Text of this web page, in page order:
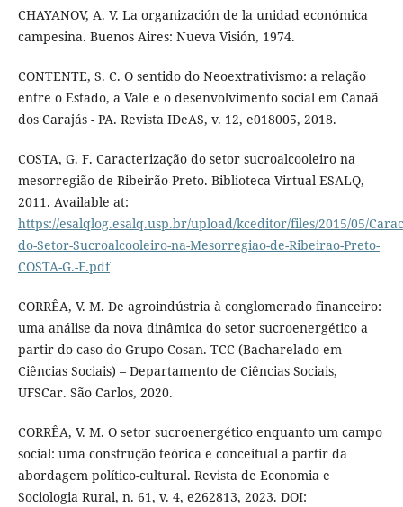
CHAYANOV, A. V. La organización de la unidad económica
campesina. Buenos Aires: Nueva Visión, 1974.
CONTENTE, S. C. O sentido do Neoextrativismo: a relação
entre o Estado, a Vale e o desenvolvimento social em Canaã
dos Carajás - PA. Revista IDeAS, v. 12, e018005, 2018.
COSTA, G. F. Caracterização do setor sucroalcooleiro na
mesorregião de Ribeirão Preto. Biblioteca Virtual ESALQ,
2011. Available at:
https://esalqlog.esalq.usp.br/upload/kceditor/files/2015/05/
do-Setor-Sucroalcooleiro-na-Mesorregiao-de-Ribeirao-Preto-
COSTA-G.-F.pdf
CORRÊA, V. M. De agroindústria à conglomerado financeiro:
uma análise da nova dinâmica do setor sucroenergético a
partir do caso do Grupo Cosan. TCC (Bacharelado em
Ciências Sociais) – Departamento de Ciências Sociais,
UFSCar. São Carlos, 2020.
CORRÊA, V. M. O setor sucroenergético enquanto um campo
social: uma construção teórica e conceitual a partir da
abordagem político-cultural. Revista de Economia e
Sociologia Rural, n. 61, v. 4, e262813, 2023. DOI: